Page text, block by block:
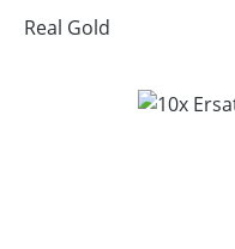
Real Gold
Bildergalerie